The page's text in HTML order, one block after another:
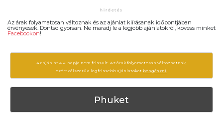
Az árak folyamatosan változnak és az ajánlat kiírásanak időpontjában
érvényesek. Döntsd gyorsan. Ne maradj le a legjobb ajánlatokról, kövess minket
Facebookon!
Az ajánlat 456 napja nem frissült. Az árak folyamatosan változhatnak,
ezért célszerű a legfrissebb ajánlatokat böngészni.
Phuket